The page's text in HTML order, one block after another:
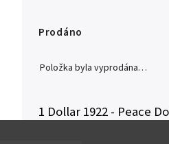
Prodáno
Položka byla vyprodána…
1 Dollar 1922 - Peace